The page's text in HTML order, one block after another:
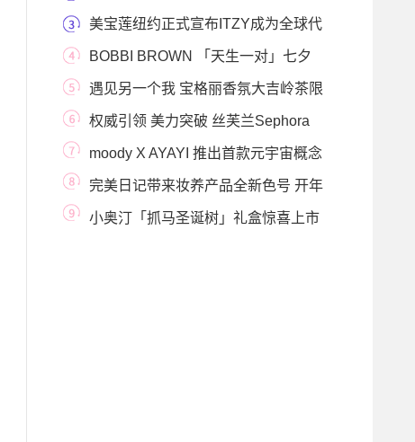
陆深圳卓悦
美宝莲纽约正式宣布ITZY成为全球代
言人 BOBBI BROWN 「天生一对」七夕
限量系列 心心相惜
遇见另一个我 宝格丽香氛大吉岭茶限
时店登陆成
权威引领 美力突破 丝芙兰Sephora
与VOGUE共同呈现
moody X AYAYI 推出首款元宇宙概念
彩瞳与情绪数字藏
完美日记带来妆养产品全新色号 开年
好运色闪耀
小奥汀「抓马圣诞树」礼盒惊喜上市